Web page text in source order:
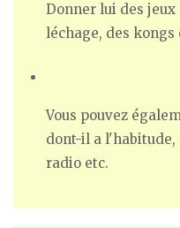
Donner lui des
léchage, des kongs
Vous pouvez
dont-il a l'habitude,
radio etc.